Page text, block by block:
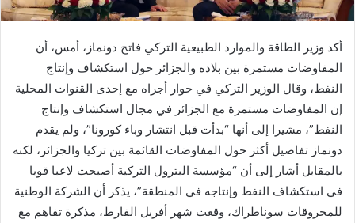
ن
أكد وزير الطاقة والموارد الطبيعية التركي فاتح دونماز، أمس، أن
المفاوضات مستمرة بين بلاده والجزائر حول استكشاف وإنتاج
النفط، وقال الوزير التركي في حوار أجراه مع إحدى القنوات المحلية
إن المفاوضات مستمرة مع الجزائر في مجال استكشاف وإنتاج
النفط”، مشيرا إلى أنها “بدأت قبل انتشار وباء كورونا”، ولم يقدم
دونماز تفاصيل أكثر حول المفاوضات القائمة بين تركيا والجزائر، لكنه
بالمقابل أشار إلى أن “مؤسسة البترول التركية أصبحت لاعبا قويا
في استكشاف النفط وإنتاجه في المنطقة”، يذكر أن الشركة الوطنية
للمحروقات سوناطراك، وقعت شهر أفريل الفارط، مذكرة تفاهم مع